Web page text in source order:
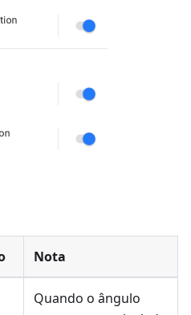
Nota
Quando o ângulo